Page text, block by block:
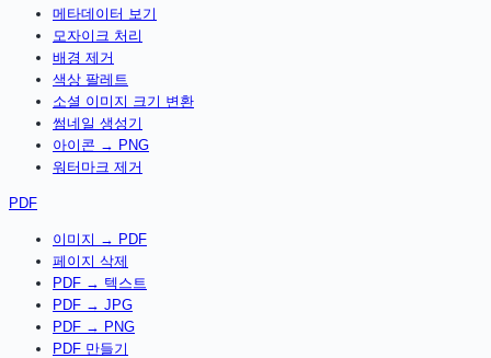
메타데이터 보기
모자이크 처리
배경 제거
색상 팔레트
소셜 이미지 크기 변환
썸네일 생성기
아이콘 → PNG
워터마크 제거
PDF
이미지 → PDF
페이지 삭제
PDF → 텍스트
PDF → JPG
PDF → PNG
PDF 만들기